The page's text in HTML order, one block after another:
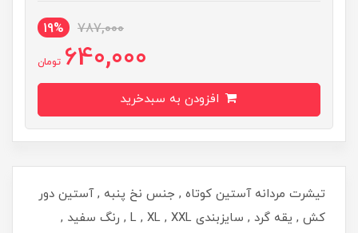
787,000
19%
640,000 تومان
تیشرت مردانه آستین کوتاه , جنس نخ پنبه , آستین دور
کش , یقه گرد , سایزبندی L , XL , XXL , رنگ سفید ,